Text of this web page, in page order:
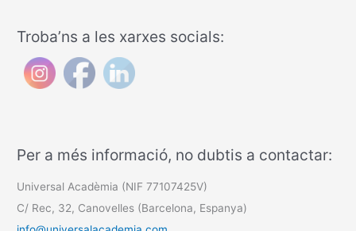
Troba’ns a les xarxes socials:
Per a més informació, no dubtis a contactar:
Universal Acadèmia (NIF 77107425V)
C/ Rec, 32, Canovelles (Barcelona, Espanya)